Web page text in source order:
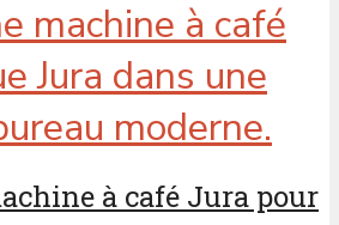
à café Jura pour